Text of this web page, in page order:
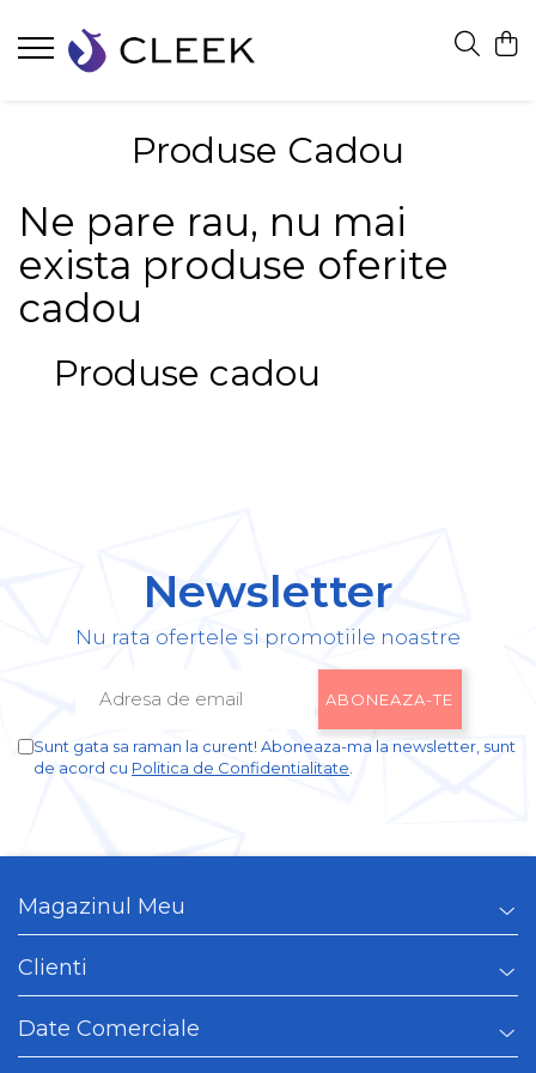
Produse Cadou
Ne pare rau, nu mai
exista produse oferite
cadou
Produse cadou
Newsletter
Nu rata ofertele si promotiile noastre
Sunt gata sa raman la curent! Aboneaza-ma la newsletter, sunt
de acord cu Politica de Confidentialitate
Magazinul Meu
Clienti
Date Comerciale